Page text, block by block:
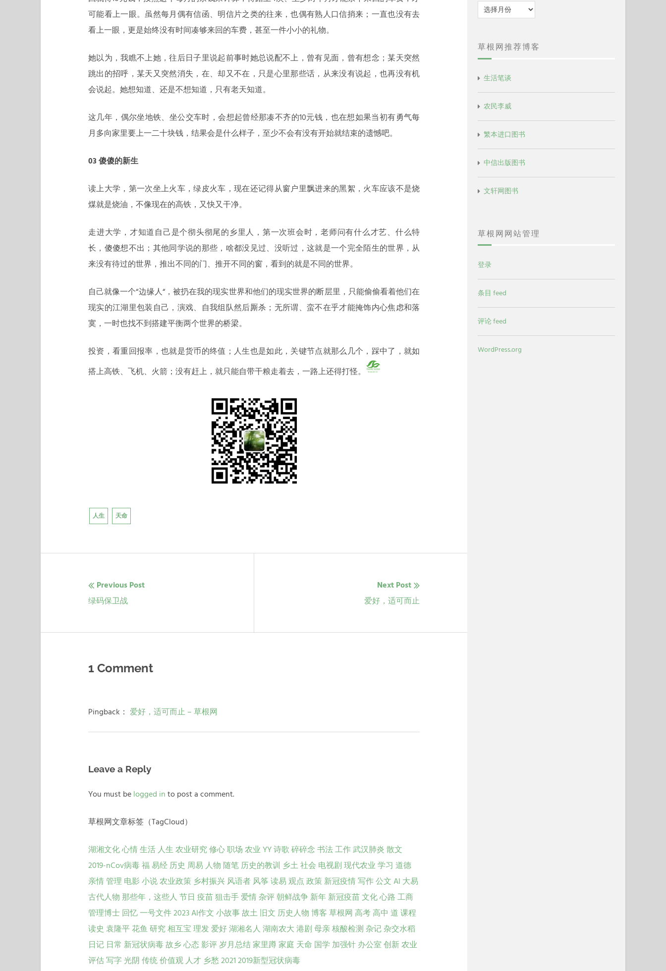
可能看上一眼。虽然每月偶有信函、明信片之类的往来，也偶有熟人口信捎来；一直也没有去
看上一眼，更是始终没有时间凑够来回的车费，甚至一件小小的礼物。
她以为，我瞧不上她，往后日子里说起前事时她总说配不上，曾有见面，曾有想念；某天突然
跳出的招呼，某天又突然消失，在、却又不在，只是心里那些话，从来没有说起，也再没有机
会说起。她想知道、还是不想知道，只有老天知道。
这几年，偶尔坐地铁、坐公交车时，会想起曾经那凑不齐的10元钱，也在想如果当初有勇气每
月多向家里要上一二十块钱，结果会是什么样子，至少不会有没有开始就结束的遗憾吧。
03 傻傻的新生
读上大学，第一次坐上火车，绿皮火车，现在还记得从窗户里飘进来的黑絮，火车应该不是烧
煤就是烧油，不像现在的高铁，又快又干净。
走进大学，才知道自己是个彻头彻尾的乡里人，第一次班会时，老师问有什么才艺、什么特
长，傻傻想不出；其他同学说的那些，啥都没见过、没听过，这就是一个完全陌生的世界，从
来没有待过的世界，推出不同的门、推开不同的窗，看到的就是不同的世界。
自己就像一个“边缘人“，被扔在我的现实世界和他们的现实世界的断层里，只能偷偷看着他们在
现实的江湖里包装自己，演戏、自我组队然后厮杀；无所谓、蛮不在乎才能掩饰内心焦虑和落
寞，一时也找不到搭建平衡两个世界的桥梁。
投资，看重回报率，也就是货币的终值；人生也是如此，关键节点就那么几个，踩中了，就如
搭上高铁、飞机、火箭；没有赶上，就只能自带干粮走着去，一路上还得打怪。
人生 天命
文
导
Previous Post
Previous
绿码保卫战
Next Post
Next
爱好，适可而止
1 Comment
Pingback： 爱好，适可而止 – 草根网
Leave a Reply
You must belogged into post a comment.
草根网文章标签（TagCloud）
湖湘文化心情生活人生农业研究修心职场农业YY诗歌碎碎念书法工作武汉肺炎散文
2019-nCov病毒福易经历史 周易人物随笔历史的教训 乡土社会 电视剧现代农业学习 道德
亲情管理电影小说农业政策乡村振兴风语者风筝读易观点政策新冠疫情写作公文AI 大易
古代人物 那些年，这些人节日 疫苗狙击手爱情杂评朝鲜战争新年新冠疫苗文化心路工商
管理博士回忆一号文件2023AI作文小故事故土旧文 历史人物博客草根网高考高中 道课程
读史袁隆平花鱼研究相互宝理发爱好湖湘名人湖南农大港剧母亲核酸检测杂记杂交水稻
日记 日常 新冠状病毒故乡心态影评岁月总结家里蹲家庭 天命 国学 加强针办公室创新农业
评估写字光阴传统价值观人才乡愁20212019新型冠状病毒
归
档
草根网推荐博客
生活笔谈
农民李威
繁本进口图书
中信出版图书
文轩网图书
草根网网站管理
登录
条目 feed
评论 feed
WordPress.org